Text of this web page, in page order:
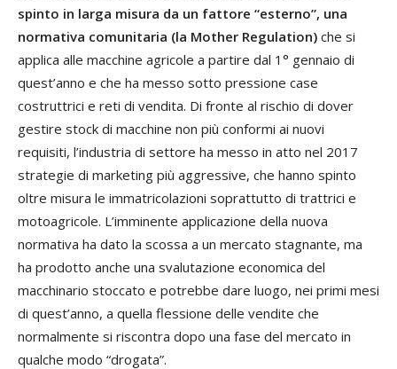
spinto in larga misura da un fattore “esterno”, una
normativa comunitaria (la Mother Regulation) che si
applica alle macchine agricole a partire dal 1° gennaio di
quest’anno e che ha messo sotto pressione case
costruttrici e reti di vendita. Di fronte al rischio di dover
gestire stock di macchine non più conformi ai nuovi
requisiti, l’industria di settore ha messo in atto nel 2017
strategie di marketing più aggressive, che hanno spinto
oltre misura le immatricolazioni soprattutto di trattrici e
motoagricole. L’imminente applicazione della nuova
normativa ha dato la scossa a un mercato stagnante, ma
ha prodotto anche una svalutazione economica del
macchinario stoccato e potrebbe dare luogo, nei primi mesi
di quest’anno, a quella flessione delle vendite che
normalmente si riscontra dopo una fase del mercato in
qualche modo “drogata”.